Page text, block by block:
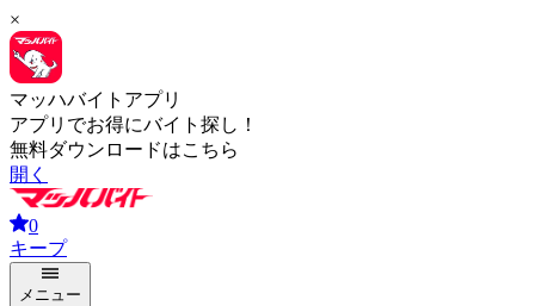
×
マッハバイトアプリ
アプリでお得にバイト探し！
無料ダウンロードはこちら
開く
0
キープ
メニュー